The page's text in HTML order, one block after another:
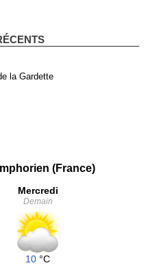
la Gardette
(France)
Mercredi
Demain
10 °C